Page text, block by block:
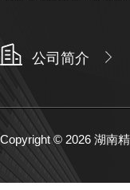
公司简介
Copyright © 2026 湖南